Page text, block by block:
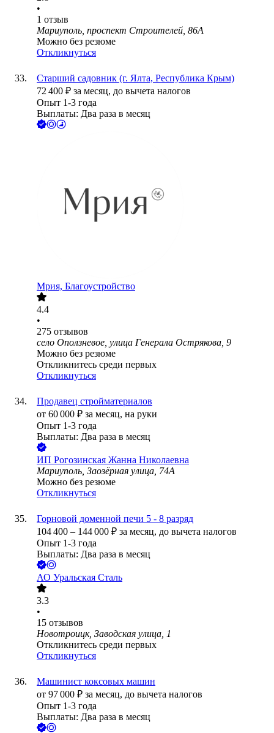
•
1 отзыв
Мариуполь, проспект Строителей, 86А
Можно без резюме
Откликнуться
Старший садовник (г. Ялта, Республика Крым)
72 400 ₽ за месяц, до вычета налогов
Опыт 1-3 года
Выплаты: Два раза в месяц
Мрия, Благоустройство
4.4
•
275 отзывов
село Оползневое, улица Генерала Острякова, 9
Можно без резюме
Откликнитесь среди первых
Откликнуться
Продавец стройматериалов
от 60 000 ₽ за месяц, на руки
Опыт 1-3 года
Выплаты: Два раза в месяц
ИП Рогозинская Жанна Николаевна
Мариуполь, Заозёрная улица, 74А
Можно без резюме
Откликнуться
Горновой доменной печи 5 - 8 разряд
104 400 – 144 000 ₽ за месяц, до вычета налогов
Опыт 1-3 года
Выплаты: Два раза в месяц
АО Уральская Сталь
3.3
•
15 отзывов
Новотроицк, Заводская улица, 1
Откликнитесь среди первых
Откликнуться
Машинист коксовых машин
от 97 000 ₽ за месяц, до вычета налогов
Опыт 1-3 года
Выплаты: Два раза в месяц